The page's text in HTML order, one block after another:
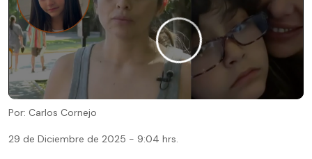
Por: Carlos Cornejo
29 de Diciembre de 2025 - 9:04 hrs.